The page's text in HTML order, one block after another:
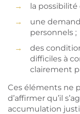
la possibilité
une
personnels ;
des
difficiles à
clairement
Ces éléments ne
d’affirmer qu’il
accumulation